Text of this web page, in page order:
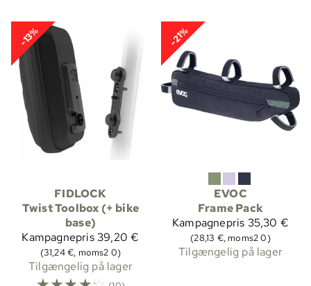
-13%
FIDLOCK
Twist Toolbox (+ bike
base)
Kampagnepris39,20 €
(31,24 €, moms2 0)
Tilgængelig på lager
-21%
EVOC
Frame Pack
Kampagnepris 35,30 €
(28,13 €, moms2 0)
Tilgængelig på lager